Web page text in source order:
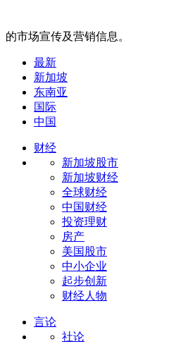
的市场宣传及营销信息。
最新
新加坡
东南亚
国际
中国
财经
新加坡股市
新加坡财经
全球财经
中国财经
投资理财
房产
美国股市
中小企业
起步创新
财经人物
言论
社论